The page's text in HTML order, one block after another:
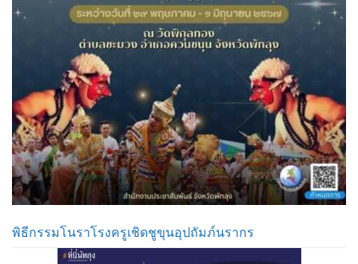
พิธีกรรมโนราโรงครูเชิดชูขุนอุปถัมภ์นรากร